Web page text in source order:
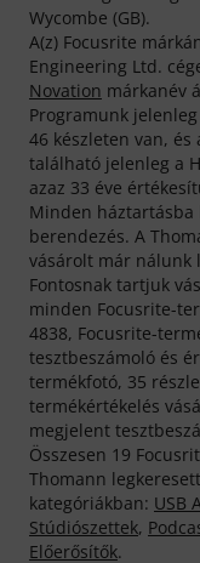
Wycombe (GB).
A(z) Focusrite
Engineering Ltd.
Novation márkanév
Programunk
46 készleten van,
található jelenleg a
azaz 33 éve
Minden háztartásba
berendezés. A
vásárolt már nálunk
Fontosnak tartjuk
minden Focusrite-
4838, Focusrite-
tesztbeszámoló és
termékfotó, 35
termékértékelés
megjelent
Összesen 19
Thomann
kategóriákban: USB
Stúdiószettek,
Előerősítők.